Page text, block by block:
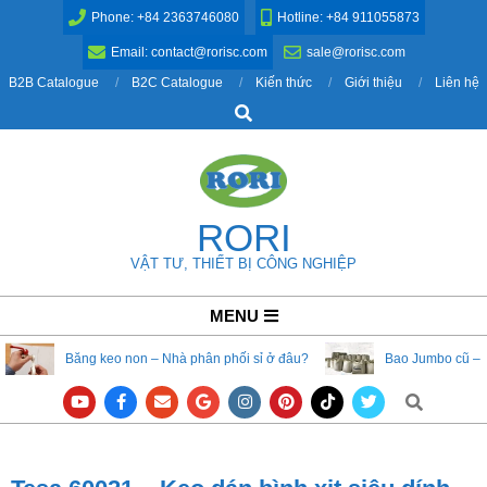
Phone: +84 2363746080 Hotline: +84 911055873
Email: contact@rorisc.com
sale@rorisc.com
B2B Catalogue
B2C Catalogue Kiến thức Giới thiệu
Liên hệ
Search
RORI
VẬT TƯ, THIẾT BỊ CÔNG NGHIỆP
Navigation
Menu
MENU
Băng keo non – Nhà phân phối sỉ ở đâu? Bao Jumbo cũ –
Search